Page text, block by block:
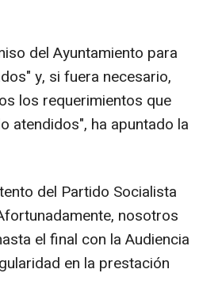
del Ayuntamiento para
y, si fuera necesario,
los requerimientos que
atendidos", ha apuntado la
del Partido Socialista
nosotros
el final con la Audiencia
en la prestación